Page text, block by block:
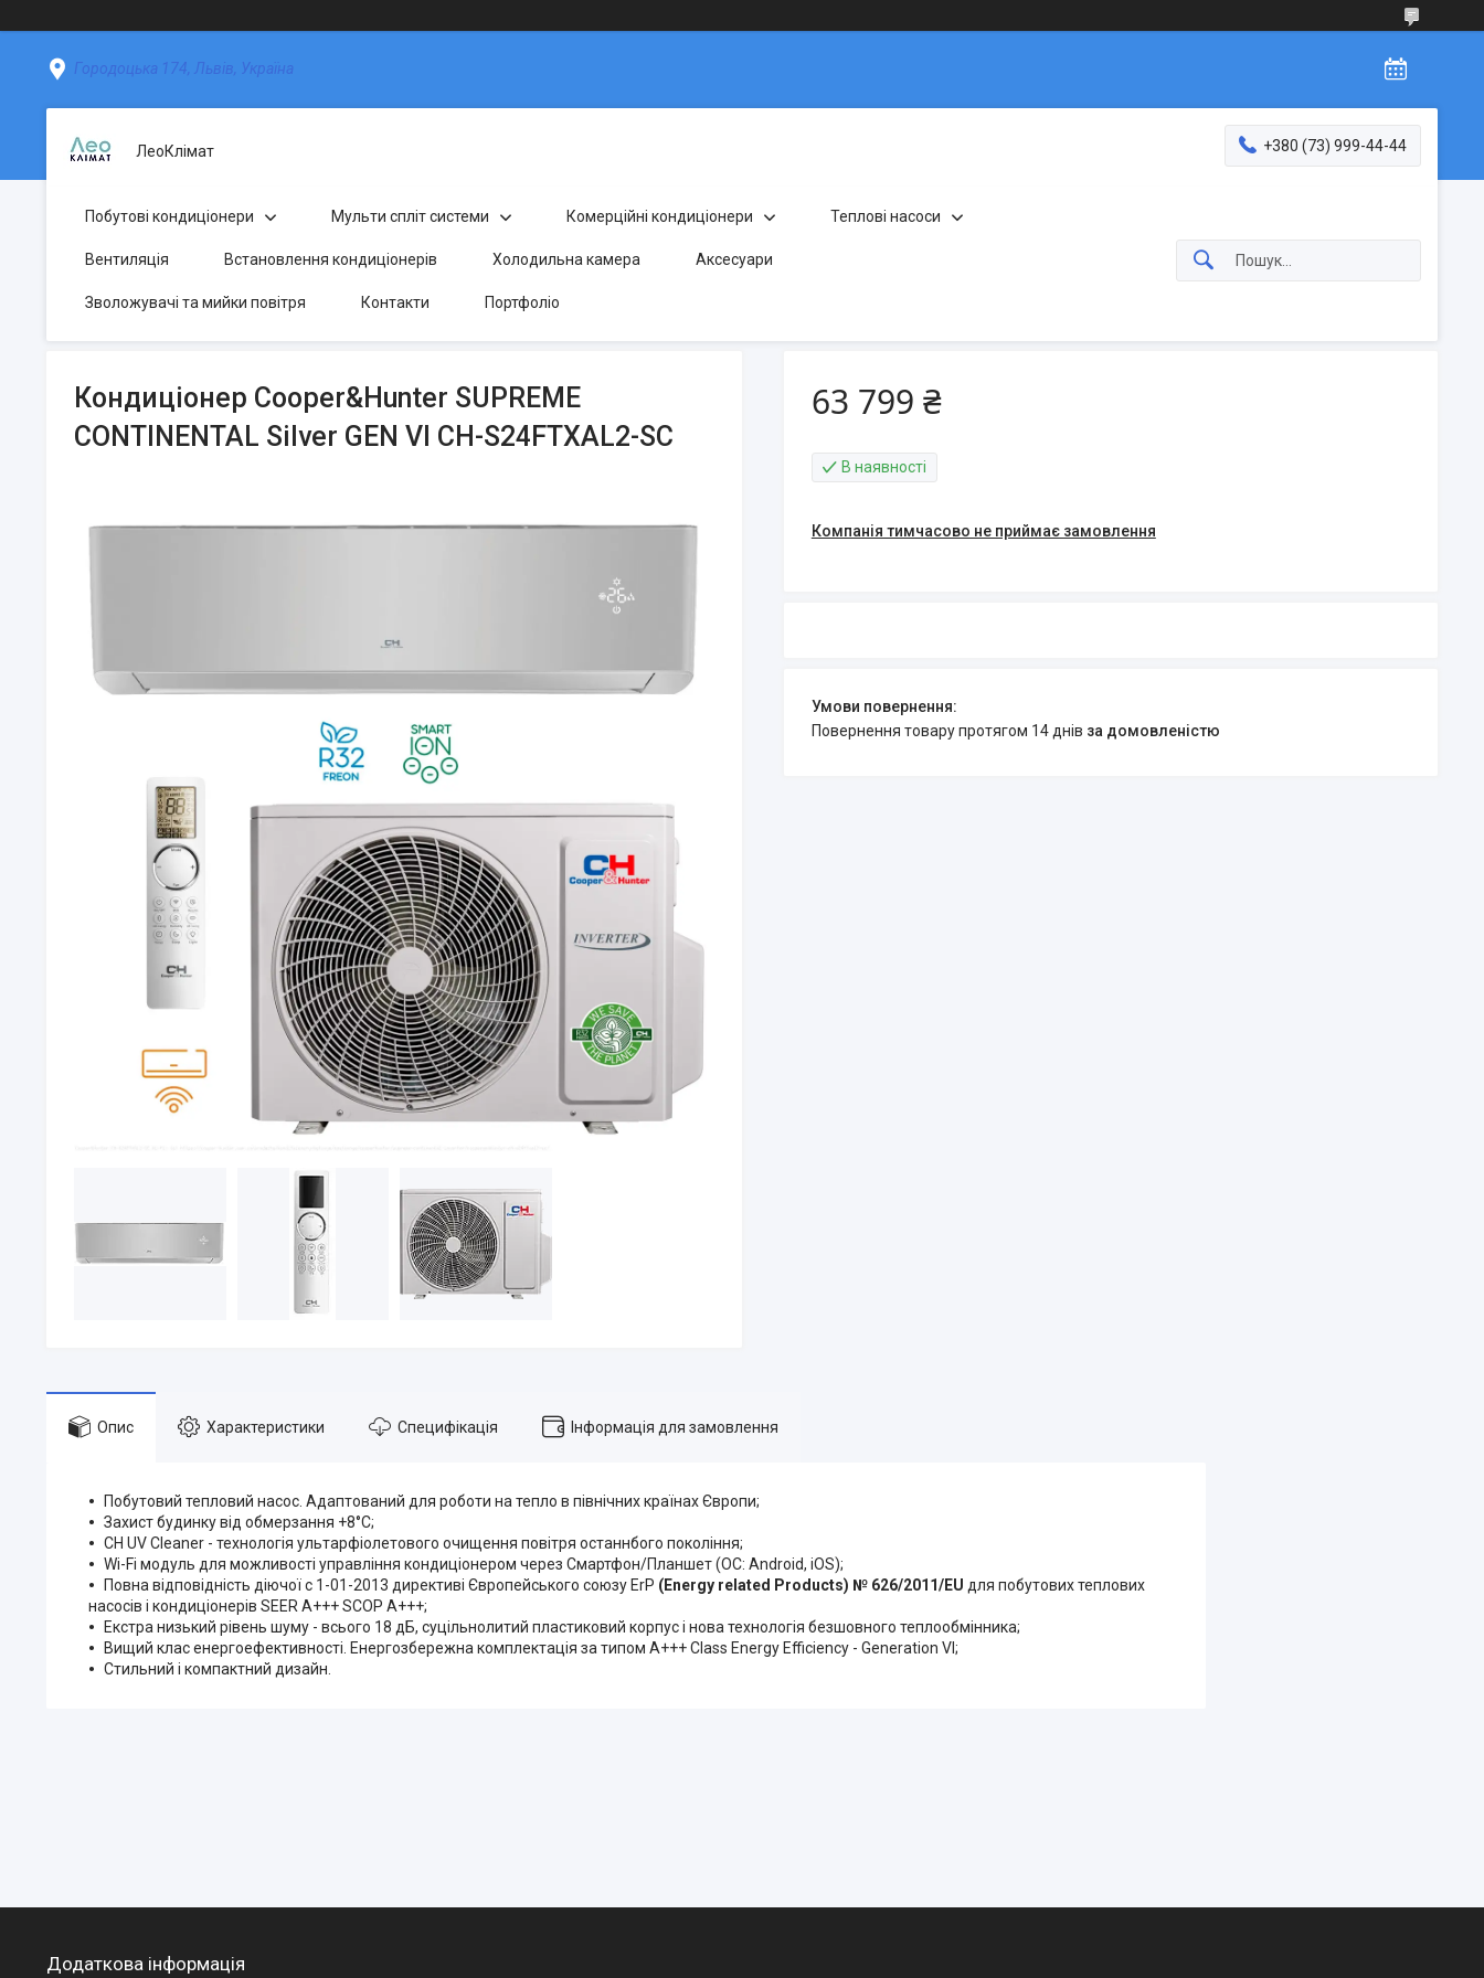
Городоцька 174, Львів, Україна
ЛеоКлімат +380 (73) 999-44-44
Побутові кондиціонери Мульти спліт системи Комерційні кондиціонери Теплові насоси
Вентиляція Встановлення кондиціонерів Холодильна камера Аксесуари
Зволожувачі та мийки повітря Контакти Портфоліо
Кондиціонер Cooper&Hunter SUPREME
CONTINENTAL Silver GEN VI CH-S24FTXAL2-SC
63 799 ₴
В наявності
Компанія тимчасово не приймає замовлення
повернення товару протягом 14 днів за домовленістю
Опис Характеристики Специфікація Інформація для замовлення
Побутовий тепловий насос. Адаптований для роботи на тепло в північних країнах Європи;
Захист будинку від обмерзання +8°C;
CH UV Cleaner - технологія ультарфіолетового очищення повітря останнбого покоління;
Wi-Fi модуль для можливості управління кондиціонером через Смартфон/Планшет (ОС: Android, iOS);
Повна відповідність діючої c 1-01-2013 директиві Європейського союзу ErP (Energy related Products) № 626/2011/EU для побутових теплових
насосів і кондиціонерів SEER A+++ SCOP A+++;
Екстра низький рівень шуму - всього 18 дБ, суцільнолитий пластиковий корпус і нова технологія безшовного теплообмінника;
Вищий клас енергоефективності. Енергозбережна комплектація за типом A+++ Class Energy Efficiency - Generation VI;
Стильний і компактний дизайн.
Додаткова інформація